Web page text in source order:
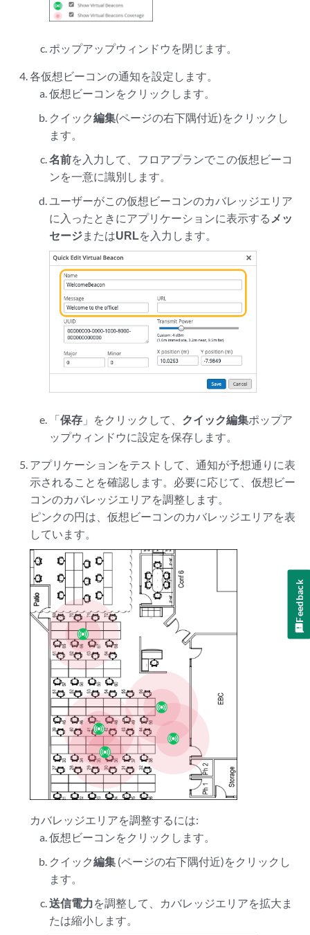
ポップアップウィンドウを閉じます。
各仮想ビーコンの通知を設定します。
仮想ビーコンをクリックします。
クイック編集(ページの右下隅付近)をクリックし
ます。
名前を入力して、フロアプランでこの仮想ビーコ
ンを一意に識別します。
ユーザーがこの仮想ビーコンのカバレッジエリア
に入ったときにアプリケーションに表示する メッ
セージまたはURLを入力します。
「保存」をクリックして、 クイック編集ポップア
ップウィンドウに設定を保存します。
アプリケーションをテストして、通知が予想通りに表
示されることを確認します。必要に応じて、仮想ビー
コンのカバレッジエリアを調整します。
ピンクの円は、仮想ビーコンのカバレッジエリアを表
しています。
カバレッジエリアを調整するには:
仮想ビーコンをクリックします。
クイック編集 (ページの右下隅付近)をクリックし
ます。
送信電力を調整して、カバレッジエリアを拡大ま
たは縮小します。
Feedback